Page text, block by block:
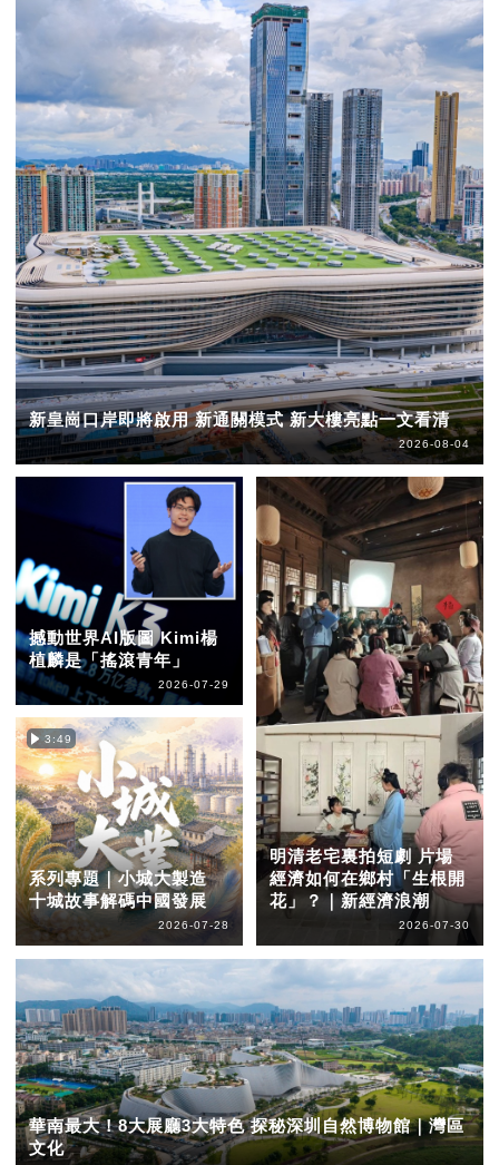
新皇崗口岸即將啟用 新通關模式 新大樓亮點一文看清
2026-08-04
撼動世界AI版圖 Kimi楊
植麟是「搖滾青年」
2026-07-29
3:49
系列專題｜小城大製造
十城故事解碼中國發展
2026-07-28
明清老宅裏拍短劇 片場
經濟如何在鄉村「生根開
花」？｜新經濟浪潮
2026-07-30
華南最大！8大展廳3大特色 探秘深圳自然博物館｜灣區
文化